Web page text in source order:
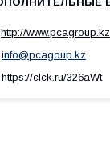
http://www.pcagroup.kz
info@pcagoup.kz
https://clck.ru/326aWt